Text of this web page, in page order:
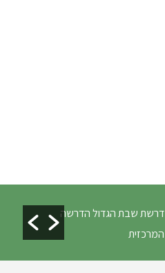
דרשת שבת הגדול הדרשה
המרכזית